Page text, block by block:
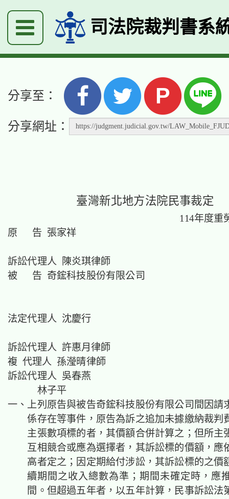
司法院裁判書系
分享至： P
分享網址：
臺灣新北地方法院民事裁定
114年度重
原 告 張家祥
訴訟代理人 陳炎琪律師
被 告 奇鋐科技股份有限公司
法定代理人 沈慶行
訴訟代理人 許惠月律師
複 代理人 孫瀅晴律師
訴訟代理人 吳春燕
林子平
一、上列原告與被告奇鋐科技股份有限公司間因請
係存在等事件，原告為訴之追加未據繳納裁判
主張數項標的者，其價額合併計算之；但所主
互相競合或應為選擇者，其訴訟標的價額，應
高者定之；因定期給付涉訟，其訴訟標的之價
續期間之收入總數為準；期間未確定時，應
間。但超過五年者，以五年計算，民事訴訟法